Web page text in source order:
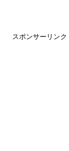
スポンサーリンク